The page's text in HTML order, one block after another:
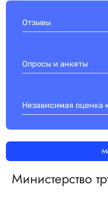
Отзывы
Опросы и анкеты
Независимая оценка
Министерство